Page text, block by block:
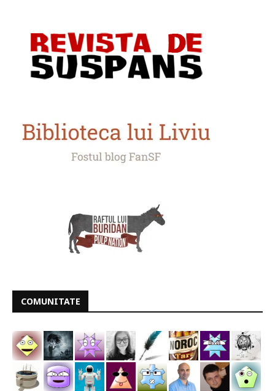
COMUNITATE